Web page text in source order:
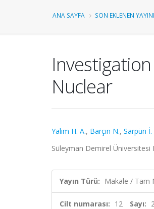
ANA SAYFA SON EKLENEN
Nuclear
Yalım H. A., Barçın N., Sarpün İ.
Süleyman Demirel Üniversitesi
Yayın Türü: Makale / Tam
Cilt numarası: 12 Sayı: